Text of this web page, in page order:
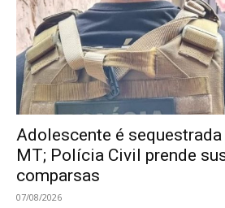
Adolescente é
MT; Polícia Civil prende
comparsas
07/08/2026